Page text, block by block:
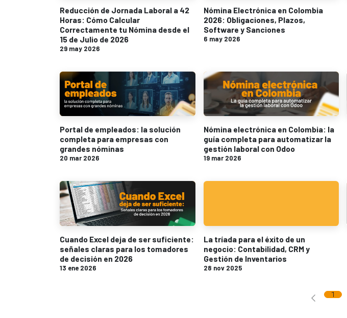
Reducción de Jornada Laboral a 42
Horas: Cómo Calcular
Correctamente tu Nómina desde el
15 de Julio de 2026
29 may 2026
Nómina Electrónica en Colombia
2026: Obligaciones, Plazos,
Software y Sanciones
6 may 2026
Portal de empleados: la solución
completa para empresas con
grandes nóminas
20 mar 2026
Nómina electrónica en Colombia: la
guía completa para automatizar la
gestión laboral con Odoo
19 mar 2026
Cuando Excel deja de ser suficiente:
señales claras para los tomadores
de decisión en 2026
13 ene 2026
La tríada para el éxito de un
negocio: Contabilidad, CRM y
Gestión de Inventarios
28 nov 2025
1